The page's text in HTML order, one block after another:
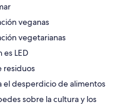
veganas
vegetarianas
es LED
residuos
el desperdicio de alimentos
sobre la cultura y los